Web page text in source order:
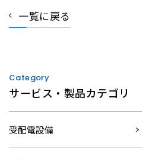
一覧に戻る
Category
サービス・製品カテゴリ
受配電設備